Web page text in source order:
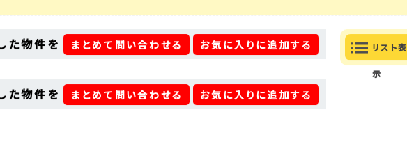
た物件を まとめて問い合わせる お気に入りに追加する リスト表
示
た物件を まとめて問い合わせる お気に入りに追加する